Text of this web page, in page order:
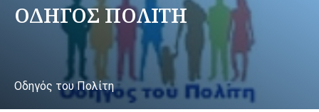
ΟΔΗΓΟΣ ΠΟΛΙΤΗ
Οδηγός του Πολίτη